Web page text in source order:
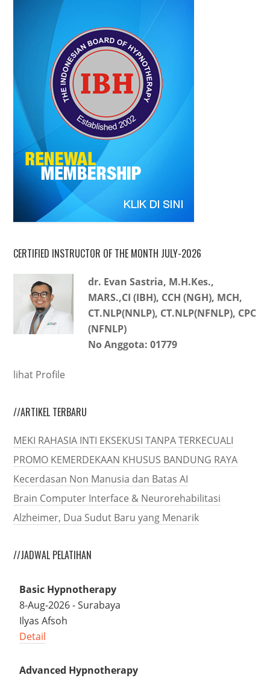
CERTIFIED INSTRUCTOR OF THE MONTH JULY-2026
dr. Evan Sastria, M.H.Kes.,
MARS.,CI (IBH), CCH (NGH), MCH,
CT.NLP(NNLP), CT.NLP(NFNLP), CPC
(NFNLP)
No Anggota: 01779
lihat Profile
//ARTIKEL TERBARU
MEKI RAHASIA INTI EKSEKUSI TANPA TERKECUALI
PROMO KEMERDEKAAN KHUSUS BANDUNG RAYA
Kecerdasan Non Manusia dan Batas AI
Brain Computer Interface & Neurorehabilitasi
Alzheimer, Dua Sudut Baru yang Menarik
//JADWAL PELATIHAN
Basic Hypnotherapy
8-Aug-2026 - Surabaya
Ilyas Afsoh
Detail
Advanced Hypnotherapy